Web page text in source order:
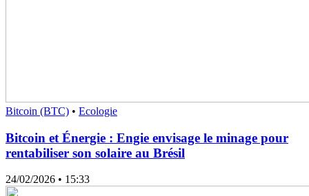
Bitcoin (BTC) • Ecologie
Bitcoin et Énergie : Engie envisage le minage pour
rentabiliser son solaire au Brésil
24/02/2026 • 15:33